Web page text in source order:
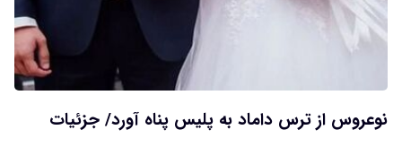
نوعروس از ترس داماد به پلیس پناه آورد/ جزئیات